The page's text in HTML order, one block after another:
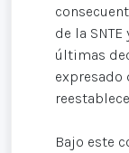
de la
últimas
expresado
Bajo este